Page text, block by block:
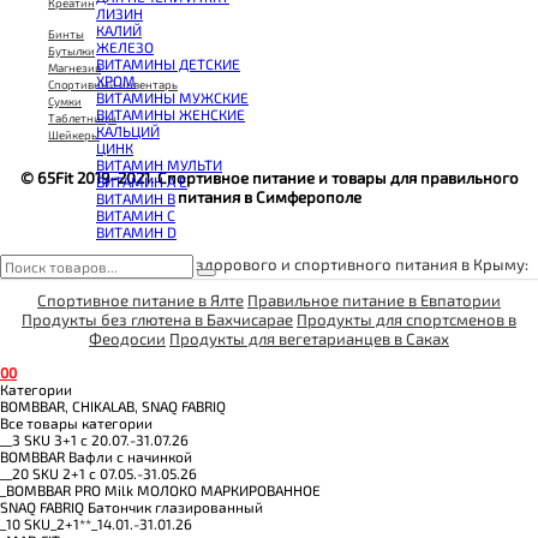
КРЕАТИН
ПОЛЕЗНЫЕ ЖИРЫ
ПРОТЕИН
ПРОТЕИНОВОЕ ПЕЧЕНЬЕ
ПРОТЕИНОВЫЕ БАТОНЧИКИ
ПРОТЕИНОВЫЕ КАШИ
ТЕСТОБУСТЕРЫ
ЦИТРУЛЛИН МАЛАТ
ПРЕДТРЕНИРОВОЧНЫЕ КОМПЛЕКСЫ
ЭНЕРГЕТИКИ И ЖИРОСЖИГАТЕЛИ#
ЛИЗИН
КАЛИЙ
ЖЕЛЕЗО
ВИТАМИНЫ ДЕТСКИЕ
ХРОМ
ВИТАМИНЫ МУЖСКИЕ
ВИТАМИНЫ ЖЕНСКИЕ
КАЛЬЦИЙ
ЦИНК
ВИТАМИН МУЛЬТИ
ВИТАМИН A E
ВИТАМИН B
ВИТАМИН C
ВИТАМИН D
Бинты
Бутылки
Магнезия
Спортивный инвентарь
Сумки
Таблетницы
Шейкеры
© 65Fit 2019-2021. Спортивное питание и товары для правильного
питания в Симферополе
Пункты выдачи товаров здорового и спортивного питания в Крыму:
Спортивное питание в Ялте Правильное питание в Евпатории
Продукты без глютена в Бахчисарае Продукты для спортсменов в
Феодосии Продукты для вегетарианцев в Саках
00
Категории
BOMBBAR, CHIKALAB, SNAQ FABRIQ
Все товары категории
__3 SKU 3+1 с 20.07.-31.07.26
BOMBBAR Вафли с начинкой
__20 SKU 2+1 с 07.05.-31.05.26
_BOMBBAR PRO Milk МОЛОКО МАРКИРОВАННОЕ
SNAQ FABRIQ Батончик глазированный
_10 SKU_2+1**_14.01.-31.01.26